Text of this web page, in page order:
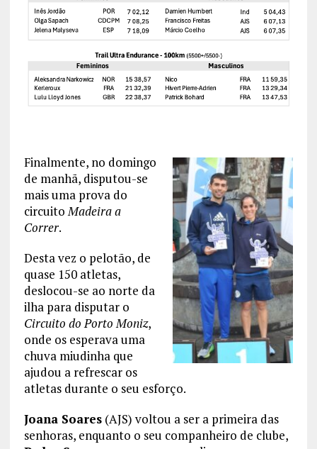
Finalmente, no domingo
de manhã, disputou-se
mais uma prova do
circuitoMadeira a
Correr.
Desta vez o pelotão, de
quase 150 atletas,
deslocou-se ao norte da
ilha para disputar o
Circuito do Porto Moniz,
onde os esperava uma
chuva miudinha que
ajudou a refrescar os
atletas durante o seu esforço.
Joana Soares(AJS) voltou a ser a primeira das
senhoras, enquanto o seu companheiro de clube,